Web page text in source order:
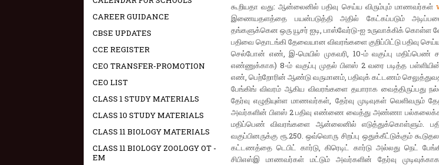
கூறியதா வது: ஆன்லைனில் பதிவு செய்ய விரும்பும் மாணவர்கள்
இணையதளத்தை பயன்படுத்தி அதில் கேட்கப்படும் அடிப்படை
தங்களுக்கென ஒரு யூசர் ஐடி, பாஸ்வேர்டு-ஐ உருவாக்கிக்
பதிவை தொடங்கி தேவையான விவரங்களை குறிப்பிட்டு பதிவு
செல்போன் எண், இ-மெயில் முகவரி, 10-ம் வகுப்பு மதிப்பெண்
எண்ணுக்காக) 8-ம் வகுப்பு முதல் பிளஸ் 2 வரை படித்த
எண், பெற்றோரின் ஆண்டு வருமானம், பதிவுக் கட்டணம்
பேங்கிங் விவரம் ஆகிய விவரங்களை தயாராக வைத்திருப்பது
தேர்வு எழுதியுள்ள மாணவர்கள், தேர்வு முடிவுகள் வெளிவரும்
அவர்களின் பிளஸ் 2 பதிவு எண்ணை வைத்து அண்ணா
மதிப்பெண் விவரங்களை ஆன்லைனில் எடுத்துக்கொள்ளும்.
வகுப்பினருக்கு ரூ.250. ஒவ்வொரு சிறப்பு ஒதுக்கீட்டுக்கும்
கட்டணத்தை டெபிட் கார்டு, கிரெடிட் கார்டு அல்லது நெட்
சிபிஎஸ்இ மாணவர்கள் மட்டும் அவர்களின் தேர்வு
CAREER GUIDANCE
CBSE UPDATES
CCE REGISTER
CEO TRANSFER-PROMOTION
CEO LIST
CLASS 1 STUDY MATERIALS
CLASS 10 STUDY MATERIALS
CLASS 11 BIOLOGY MATERIALS
CLASS 11 BIOLOGY ZOOLOGY OT -
EM